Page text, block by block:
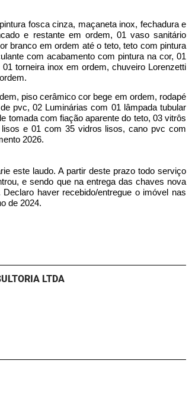
fosca cinza, maçaneta inox, fechadura e
e restante em ordem, 01 vaso sanitário
branco em ordem até o teto, teto com pintura
com acabamento com pintura na cor, 01
torneira inox em ordem, chuveiro Lorenzetti
piso cerâmico cor bege em ordem, rodapé
pvc, 02 Luminárias com 01 lâmpada tubular
tomada com fiação aparente do teto, 03 vitrôs
e 01 com 35 vidros lisos, cano pvc com
2026.
este laudo. A partir deste prazo todo serviço
e sendo que na entrega das chaves nova
haver recebido/entregue o imóvel nas
de 2024.
LTDA